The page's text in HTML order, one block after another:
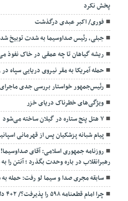
پخش نکرد
فوری/ اکبر عبدی درگذشت
جبلی، رئیس صداوسیما به شدت توبیخ شد
ریشه گیاهان تا چه عمقی در خاک نفوذ
حمله آمریکا به مقر نیروی دریایی سپاه در
رئیس‌جمهور خواستار بررسی جدی
ویژگی‌های خطرناک دریای خزر
۷ هتل پنج ستاره در گیلان ساخته می‌شود
پیام شبانه پزشکیان پس از قهرمانی
روزنامه جمهوری اسلامی: آقای
رهبرانقلاب در باره وحدت بگذرد ؛ آنتن را
سابقه مجری صدا و سیما لو رفت: حمله
چرا امام قطعنامه ۵۹۸ را پذیرفت؟/ ۲+۴ دلیل